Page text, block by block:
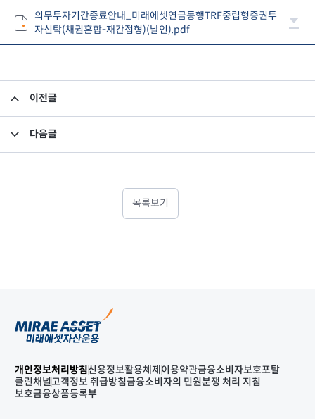
의무투자기간종료안내_미래에셋연금동행TRF중립형증권투
자신탁(채권혼합-재간접형)(날인).pdf
이전글
다음글
목록보기
개인정보처리방침신용정보활용체제 이용약관금융소비자보호포탈
클린채널고객정보 취급방침금융소비자의 민원분쟁 처리 지침
보호금융상품등록부